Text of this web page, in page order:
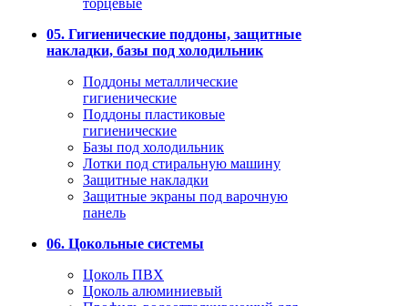
торцевые
05. Гигиенические поддоны, защитные
накладки, базы под холодильник
Поддоны металлические
гигиенические
Поддоны пластиковые
гигиенические
Базы под холодильник
Лотки под стиральную машину
Защитные накладки
Защитные экраны под варочную
панель
06. Цокольные системы
Цоколь ПВХ
Цоколь алюминиевый